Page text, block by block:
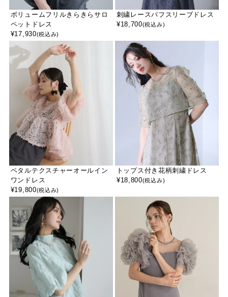
ボリュームフリルきらきらサロ
ペットドレス
¥17,930(税込み)
刺繍レースパフスリーブドレス
¥18,700(税込み)
ペタルテクスチャーオールイン
ワンドレス
¥19,800(税込み)
トップス付き花柄刺繍ドレス
¥18,800(税込み)